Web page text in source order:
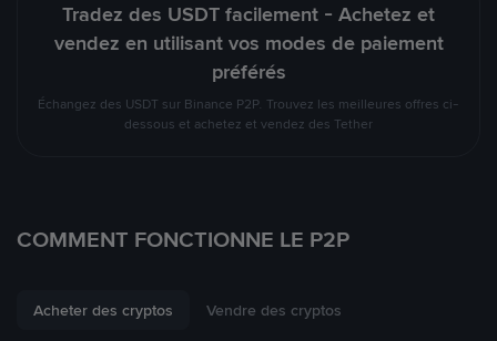
Tradez des USDT facilement - Achetez et
vendez en utilisant vos modes de paiement
préférés
Échangez des USDT sur Binance P2P. Trouvez les meilleures offres ci-
dessous et achetez et vendez des Tether
COMMENT FONCTIONNE LE P2P
Acheter des cryptos Vendre des cryptos